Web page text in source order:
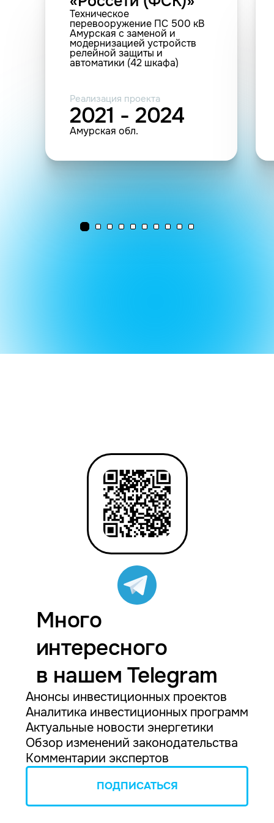
Техническое
перевооружение ПС 500 кВ
Амурская с заменой и
модернизацией устройств
релейной защиты и
автоматики (42 шкафа)
Реализация проекта
2021 - 2024
Амурская обл.
Много
интересного
в нашем Telegram
Анонсы инвестиционных проектов
Аналитика инвестиционных программ
Актуальные новости энергетики
Обзор изменений законодательства
Комментарии экспертов
ПОДПИСАТЬСЯ